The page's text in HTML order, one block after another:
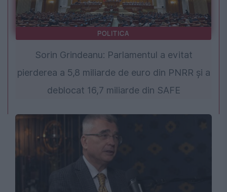
POLITICA
Sorin Grindeanu: Parlamentul a evitat
pierderea a 5,8 miliarde de euro din PNRR și a
deblocat 16,7 miliarde din SAFE